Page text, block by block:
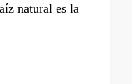
natural es la